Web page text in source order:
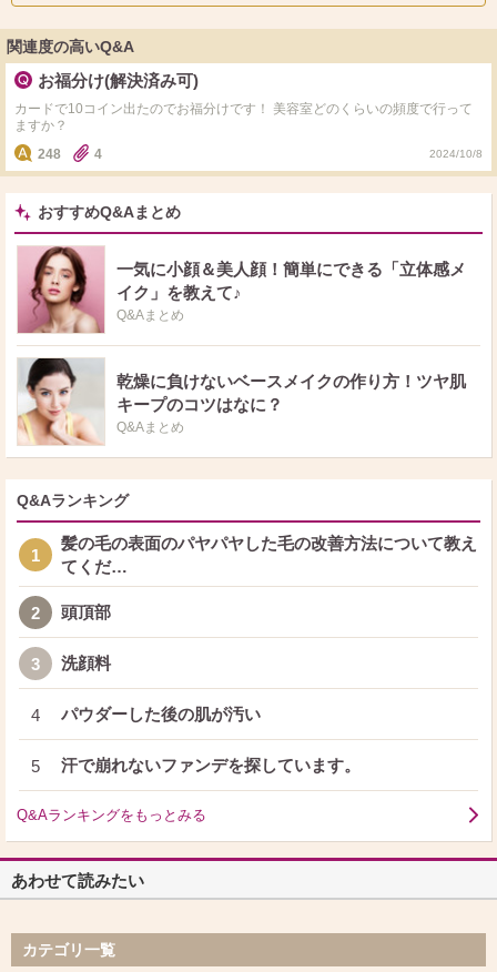
関連度の高いQ&A
お福分け(解決済み可)
カードで10コイン出たのでお福分けです！ 美容室どのくらいの頻度で行って
ますか？
248
4 2024/10/8
おすすめQ&Aまとめ
一気に小顔＆美人顔！簡単にできる「立体感メ
イク」を教えて♪
Q&Aまとめ
乾燥に負けないベースメイクの作り方！ツヤ肌
キープのコツはなに？
Q&Aまとめ
Q&Aランキング
1
髪の毛の表面のパヤパヤした毛の改善方法について教え
てくだ…
2 頭頂部
3 洗顔料
4 パウダーした後の肌が汚い
5 汗で崩れないファンデを探しています。
Q&Aランキングをもっとみる
あわせて読みたい
カテゴリ一覧